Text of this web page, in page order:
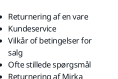
Returnering af en vare
Kundeservice
Vilkår of betingelser for
salg
Ofte stillede spørgsmål
Returnering af Mirka